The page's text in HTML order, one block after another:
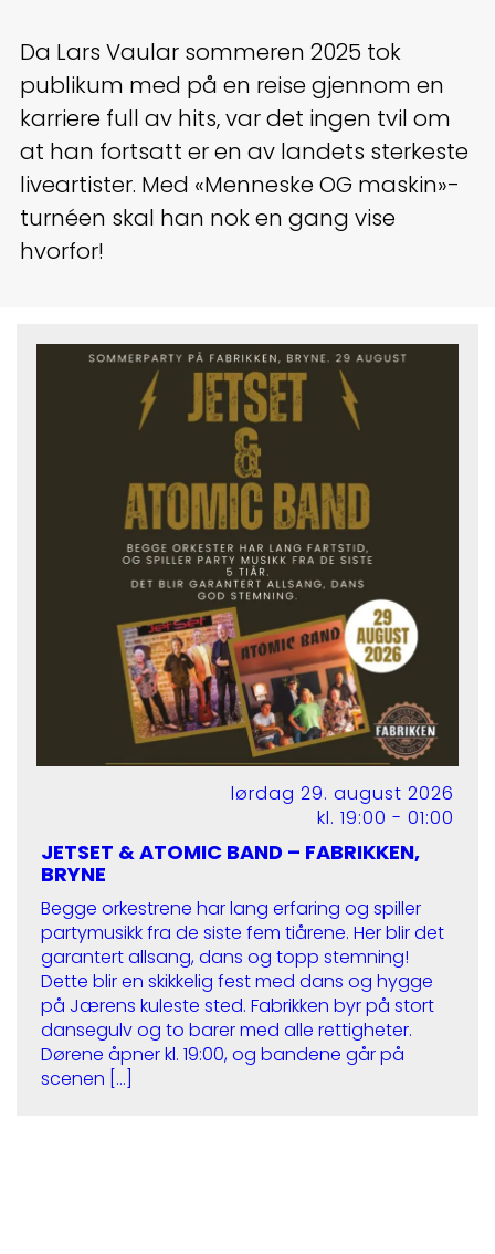
Da Lars Vaular sommeren 2025 tok
publikum med på en reise gjennom en
karriere full av hits, var det ingen tvil om
at han fortsatt er en av landets sterkeste
liveartister. Med «Menneske OG maskin»-
turnéen skal han nok en gang vise
hvorfor!
lørdag 29. august 2026
kl. 19:00 - 01:00
JETSET & ATOMIC BAND – FABRIKKEN,
BRYNE
Begge orkestrene har lang erfaring og spiller
partymusikk fra de siste fem tiårene. Her blir det
garantert allsang, dans og topp stemning!
Dette blir en skikkelig fest med dans og hygge
på Jærens kuleste sted. Fabrikken byr på stort
dansegulv og to barer med alle rettigheter.
Dørene åpner kl. 19:00, og bandene går på
scenen […]